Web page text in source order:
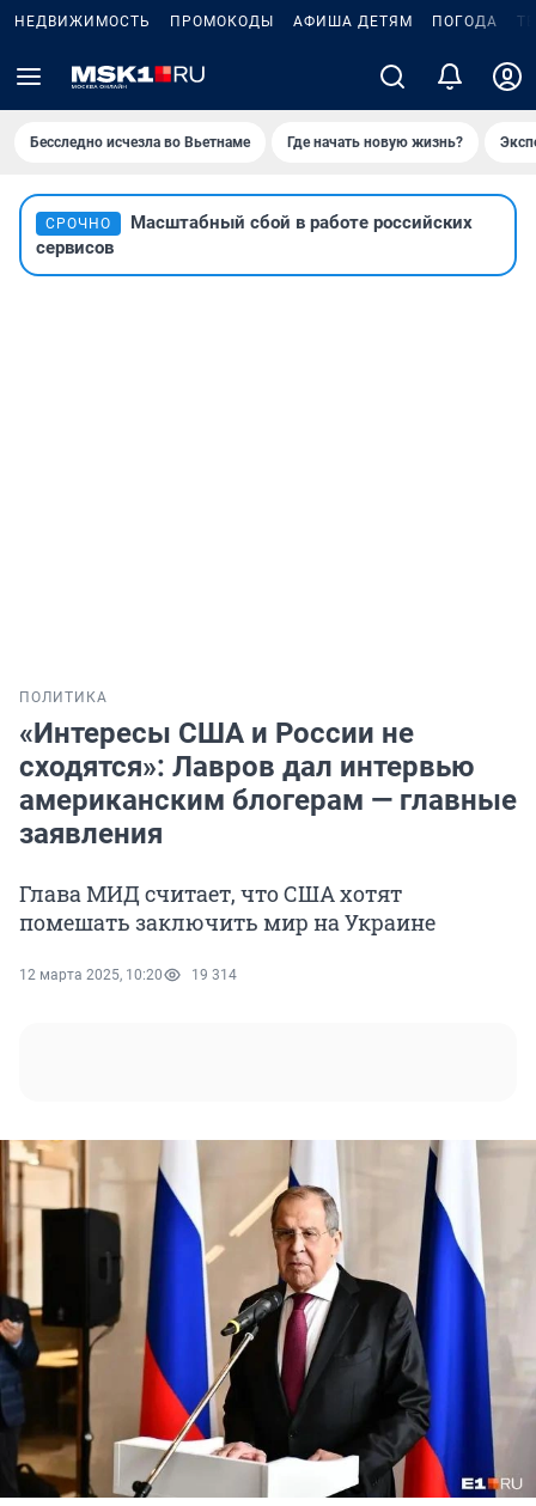
НЕДВИЖИМОСТЬ ПРОМОКОДЫ АФИША ДЕТЯМ ПОГОДА
Бесследно исчезла во Вьетнаме Где начать новую жизнь?
СРОЧНО
Масштабный сбой в работе российских
сервисов
ПОЛИТИКА
«Интересы США и России не
сходятся»: Лавров дал интервью
американским блогерам — главные
заявления
Глава МИД считает, что США хотят
помешать заключить мир на Украине
12 марта 2025, 10:20 19 314